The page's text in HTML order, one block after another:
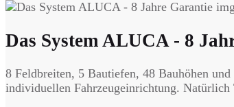
Das System ALUCA - 8
8 Feldbreiten, 5 Bautiefen, 48 Bauhöhen
individuellen Fahrzeugeinrichtung.